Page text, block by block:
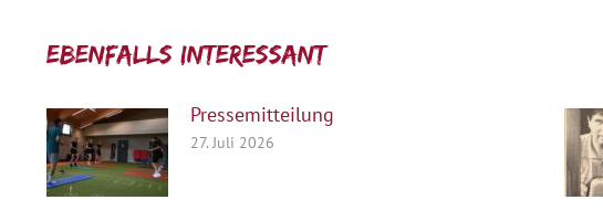
Ebenfalls interessant:
Pressemitteilung
27. Juli 2026